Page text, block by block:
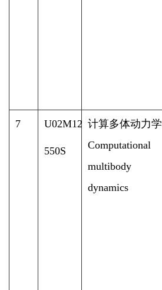
7 U02M12
550S
计算多体动力学
Computational
multibody
dynamics